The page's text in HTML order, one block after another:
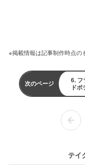
※掲載情報は記事制作時点の
次のページ
6. フ
ドポ
テイ